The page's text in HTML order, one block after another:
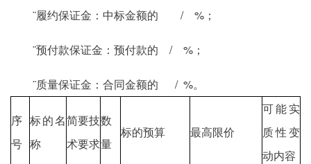
¨履约保证金：中标金额的 / %；
¨预付款保证金：预付款的 / %；
¨质量保证金：合同金额的 / %。
序
号
标的名
称
简要技
术要求
数
量
标的预算 最高限价
可能实
质性变
动内容